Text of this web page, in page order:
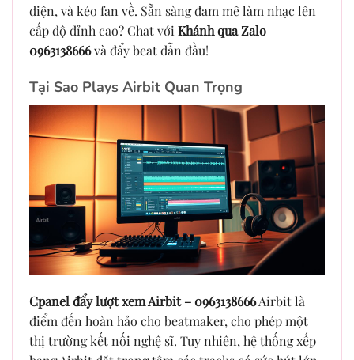
diện, và kéo fan về. Sẵn sàng đam mê làm nhạc lên
cấp độ đỉnh cao? Chat với Khánh qua Zalo
0963138666và đẩy beat dẫn đầu!
Tại Sao Plays Airbit Quan Trọng
Cpanel đẩy lượt xem Airbit – 0963138666Airbit là
điểm đến hoàn hảo cho beatmaker, cho phép một
thị trường kết nối nghệ sĩ. Tuy nhiên, hệ thống xếp